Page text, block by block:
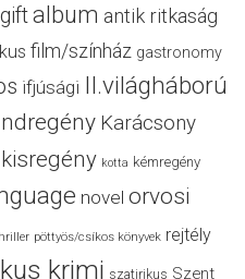
album antik ritkaság
film/színház gastronomy
ifjúsági II.világháború
Karácsony
kisregény kotta kémregény
novel orvosi
pöttyös/csíkos könyvek rejtély
krimi szatirikus Szent